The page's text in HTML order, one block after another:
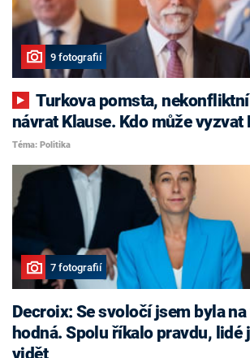
9 fotografií
Turkova pomsta, nekonfliktní Havlíček i
návrat Klause. Kdo může vyzvat
Téma: Politika
7 fotografií
Decroix: Se svoločí jsem byla
hodná. Spolu říkalo pravdu, lidé
vidět